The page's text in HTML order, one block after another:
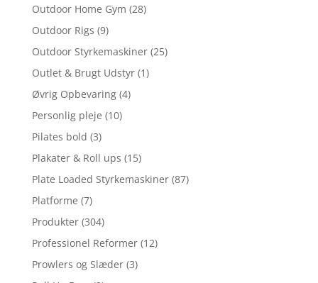
Outdoor Home Gym (28)
Outdoor Rigs (9)
Outdoor Styrkemaskiner (25)
Outlet & Brugt Udstyr (1)
Øvrig Opbevaring (4)
Personlig pleje (10)
Pilates bold (3)
Plakater & Roll ups (15)
Plate Loaded Styrkemaskiner (87)
Platforme (7)
Produkter (304)
Professionel Reformer (12)
Prowlers og Slæder (3)